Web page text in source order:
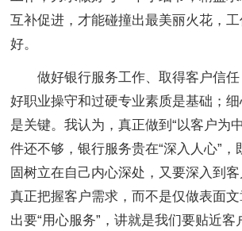
互补促进，才能碰撞出最美丽火花，
好。
做好银行服务工作、取得客户信
好职业操守和过硬专业素质是基础；
是关键。我认为，真正做到“以客户为
件还不够，银行服务贵在“深入人心”，
固树立在自己内心深处，又要深入到客
真正把握客户需求，而不是仅做表面
出要“用心服务”，讲就是我们要贴近客